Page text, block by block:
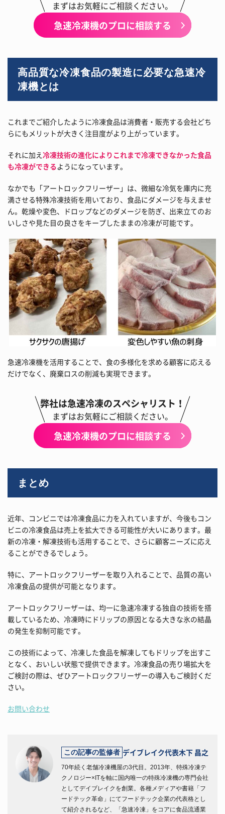
まずはお気軽にご相談ください。
急速冷凍機のプロに相談する
高品質な冷凍食品の製造に必要な急速冷
凍機とは
これまでご紹介したように冷凍食品は消費者・販売する会社どち
らにもメリットが大きく注目度がより上がっています。
それに加え冷凍技術の進化によりこれまで冷凍できなかった食品
も冷凍ができるようになっています。
なかでも「アートロックフリーザー」は、微細な冷気を庫内に充
満させる特殊冷凍技術を用いており、食品にダメージを与えませ
ん。乾燥や変色、ドロップなどのダメージを防ぎ、出来立てのお
いしさや見た目の良さをキープしたままの冷凍が可能です。
急速冷凍機を活用することで、食の多様化を求める顧客に応える
だけでなく、廃棄ロスの削減も実現できます。
弊社は急速冷凍のスペシャリスト！
まずはお気軽にご相談ください。
急速冷凍機のプロに相談する
まとめ
近年、コンビニでは冷凍食品に力を入れていますが、今後もコン
ビニの冷凍食品は売上を拡大できる可能性が大いにあります。最
新の冷凍・解凍技術も活用することで、さらに顧客ニーズに応え
ることができるでしょう。
特に、アートロックフリーザーを取り入れることで、品質の高い
冷凍食品の提供が可能となります。
アートロックフリーザーは、均一に急速冷凍する独自の技術を搭
載しているため、冷凍時にドリップの原因となる大きな氷の結晶
の発生を抑制可能です。
この技術によって、冷凍した食品を解凍してもドリップを出すこ
となく、おいしい状態で提供できます。冷凍食品の売り場拡大を
ご検討の際は、ぜひアートロックフリーザーの導入もご検討くだ
さい。
お問い合わせ
この記事の監修者 デイブレイク代表木下 昌之
70年続く老舗冷凍機屋の3代目。2013年、特殊冷凍テ
クノロジー×ITを軸に国内唯一の特殊冷凍機の専門会社
としてデイブレイクを創業。各種メディアや書籍「フ
ードテック革命」にてフードテック企業の代表格とし
て紹介されるなど、「急速冷凍」をコアに食品流通業